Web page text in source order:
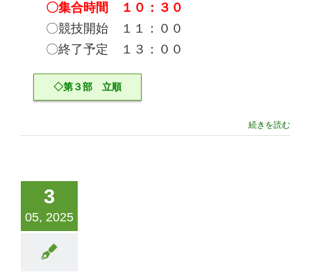
〇集合時間 １０：３０
〇競技開始 １１：００
〇終了予定 １３：００
◇第３部 立順
続きを読む
3
05, 2025